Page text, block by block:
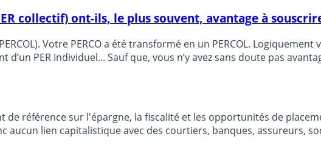
collectif) ont-ils, le plus souvent, avantage à
Votre PERCO a été transformé en un PERCOL.
PER Individuel... Sauf que, vous n’y avez sans doute pas
référence sur l'épargne, la fiscalité et les opportunités de
lien capitalistique avec des courtiers, banques, assureurs,